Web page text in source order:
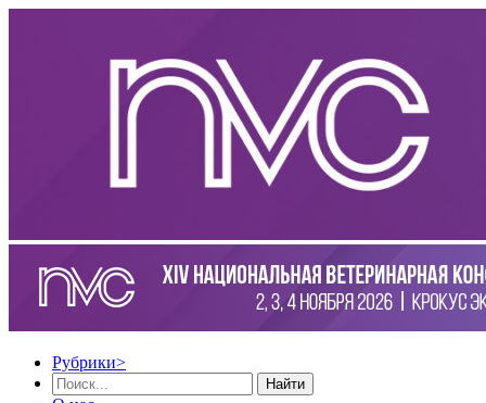
Рубрики>
Найти